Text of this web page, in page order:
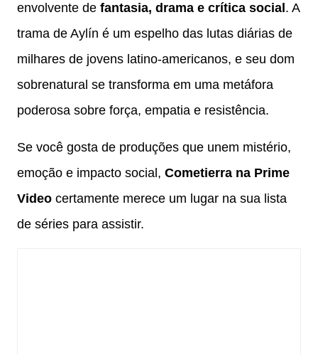
envolvente de fantasia, drama e crítica social . A
trama de Aylín é um espelho das lutas diárias de
milhares de jovens latino-americanos, e seu dom
sobrenatural se transforma em uma metáfora
poderosa sobre força, empatia e resistência.
Se você gosta de produções que unem mistério,
emoção e impacto social, Cometierra na Prime
Video certamente merece um lugar na sua lista
de séries para assistir.